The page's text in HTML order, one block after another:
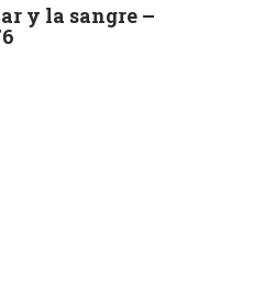
y la sangre –